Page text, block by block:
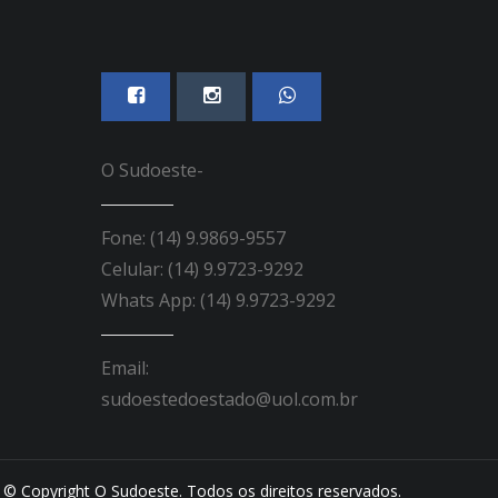
O Sudoeste-
Fone: (14) 9.9869-9557
Celular: (14) 9.9723-9292
Whats App: (14) 9.9723-9292
Email:
sudoestedoestado@uol.com.br
© Copyright O Sudoeste. Todos os direitos reservados.